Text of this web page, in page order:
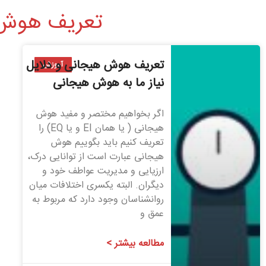
تعریف هوش
آموزش
تعریف هوش هیجانی و دلایل
نیاز ما به هوش هیجانی
اگر بخواهیم مختصر و مفید هوش
هیجانی ( یا همان EI و یا EQ) را
تعریف کنیم باید بگوییم هوش
هیجانی عبارت است از توانایی درک،
ارزیایی و مدیریت عواطف خود و
دیگران. البته یکسری اختلافات میان
روانشناسان وجود دارد که مربوط به
عمق و
مطالعه بیشتر >